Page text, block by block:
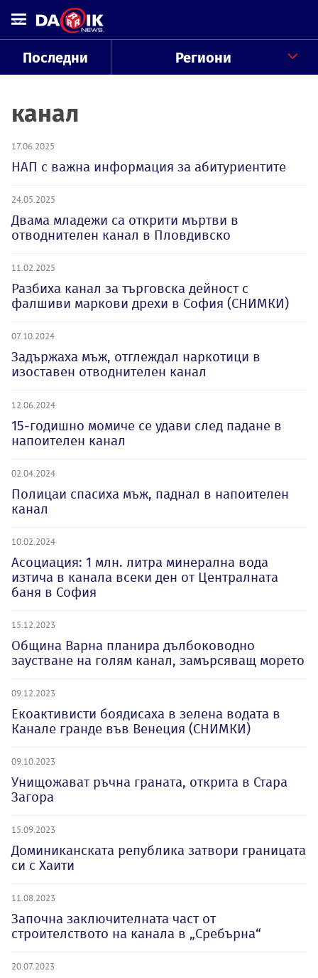
Последни Региони
канал
17.06.2025
НАП с важна информация за абитуриентите
24.05.2025
Двама младежи са открити мъртви в
отводнителен канал в Пловдивско
11.02.2025
Разбиха канал за търговска дейност с
фалшиви маркови дрехи в София (СНИМКИ)
07.10.2024
Задържаха мъж, отглеждал наркотици в
изоставен отводнителен канал
12.06.2024
15-годишно момиче се удави след падане в
напоителен канал
02.04.2024
Полицаи спасиха мъж, паднал в напоителен
канал
10.02.2024
Асоциация: 1 млн. литра минерална вода
изтича в канала всеки ден от Централната
баня в София
15.12.2023
Община Варна планира дълбоководно
заустване на голям канал, замърсяващ морето
09.12.2023
Екоактивисти боядисаха в зелена водата в
Канале гранде във Венеция (СНИМКИ)
09.10.2023
Унищожават ръчна граната, открита в Стара
Загора
15.09.2023
Доминиканската република затвори границата
си с Хаити
11.08.2023
Започна заключителната част от
строителството на канала в „Сребърна“
20.07.2023